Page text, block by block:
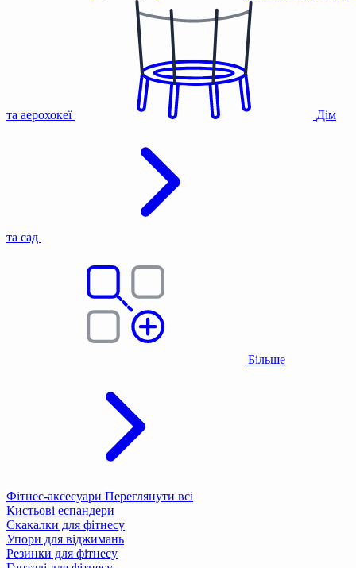
та аерохокеї Дім
та сад
Більше
Фітнес-аксесуари Переглянути всі
Кистьові еспандери
Скакалки для фітнесу
Упори для віджимань
Резинки для фітнесу